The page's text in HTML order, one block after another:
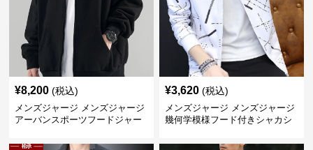
¥8,200 (税込)
メンズジャージ メンズジャージ
アーバンスポーツフードジャー
¥3,620 (税込)
メンズジャージ メンズジャージ
幾何学模様フード付きシャカシ